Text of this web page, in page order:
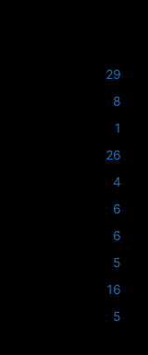
29
8
1
26
4
6
6
5
16
5